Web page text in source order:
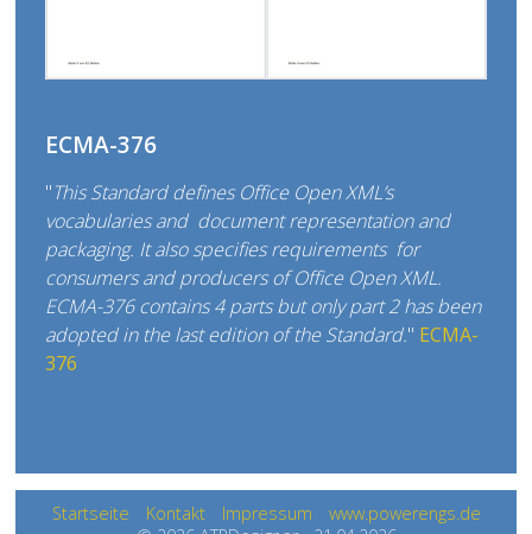
ECMA-376
"This Standard defines Office Open XML’s
vocabularies and document representation and
packaging. It also specifies requirements for
consumers and producers of Office Open XML.
ECMA-376 contains 4 parts but only part 2 has been
adopted in the last edition of the Standard." ECMA-
376
Startseite Kontakt Impressum
www.powerengs.de